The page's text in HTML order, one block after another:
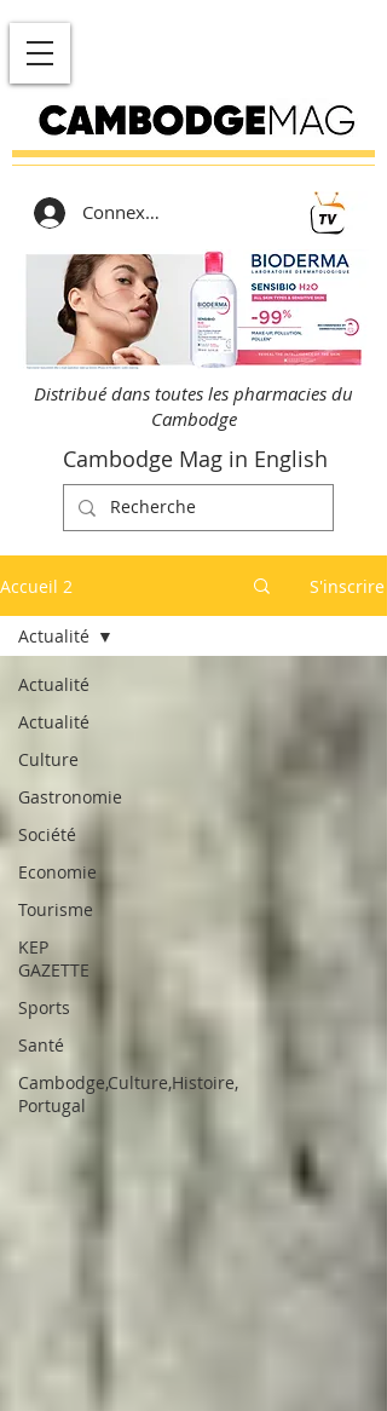
Connexion
Distribué dans toutes les pharmacies du
Cambodge
Cambodge Mag in English
Accueil 2 S'inscrire
Actualité
Actualité
Culture
Gastronomie
Société
Economie
Tourisme
KEP
GAZETTE
Sports
Santé
Cambodge,Culture,Histoire,
Portugal
Actualité